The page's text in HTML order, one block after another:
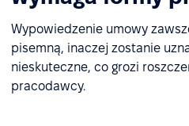
Wypowiedzenie umowy
pisemną, inaczej zostanie
nieskuteczne, co grozi
pracodawcy.